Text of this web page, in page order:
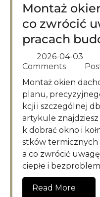
Montaż
co zwrócić
pracach
2026-04-03
Comments
Montaż okien dachowych wymaga dobrego
planu,
kcji i szczególnej
artykule
k dobrać okno i
stków termicznych
a co zwrócić
ciepłe i
Read More